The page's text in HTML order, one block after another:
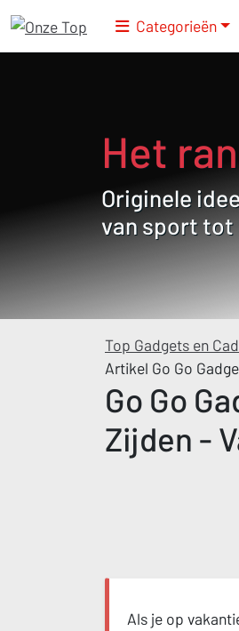
Categorieën
Het
Originele
van sport tot
Top Gadgets en
Artikel Go Go
Go Go
Zijden -
Als je op